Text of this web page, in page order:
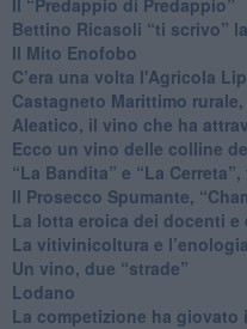
Il “Predappio di Predappio”
Bettino Ricasoli “ti scrivo”
Il Mito Enofobo
​C’era una volta l'Agricola
​Castagneto Marittimo
Aleatico, il vino che ha
Ecco un vino delle colline
“La Bandita” e “La
​Il Prosecco Spumante,
​La lotta eroica dei docenti
​La vitivinicoltura e
​Un vino, due “strade”
Lodano
​La competizione ha giovato